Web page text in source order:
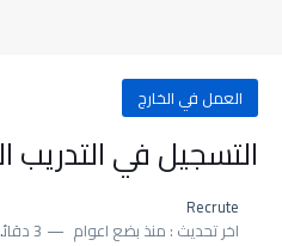
العمل في الخارج
التسجيل في التدريب
Recrute
اخر تحديث : منذ بضع اعوام 3 دقائق للقراءة